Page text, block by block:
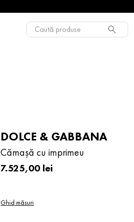
Caută produse
DOLCE & GABBANA
Cămașă cu imprimeu
7.525,00 lei
Ghid măsuri